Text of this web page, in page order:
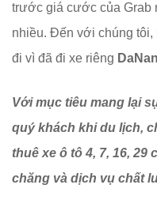
trước giá cước của Grab
nhiều. Đến với chúng
đi vì đã đi xe riêng
Với mục tiêu mang lại
quý khách khi du lịch,
thuê xe ô tô 4, 7, 16,
chăng và dịch vụ chất